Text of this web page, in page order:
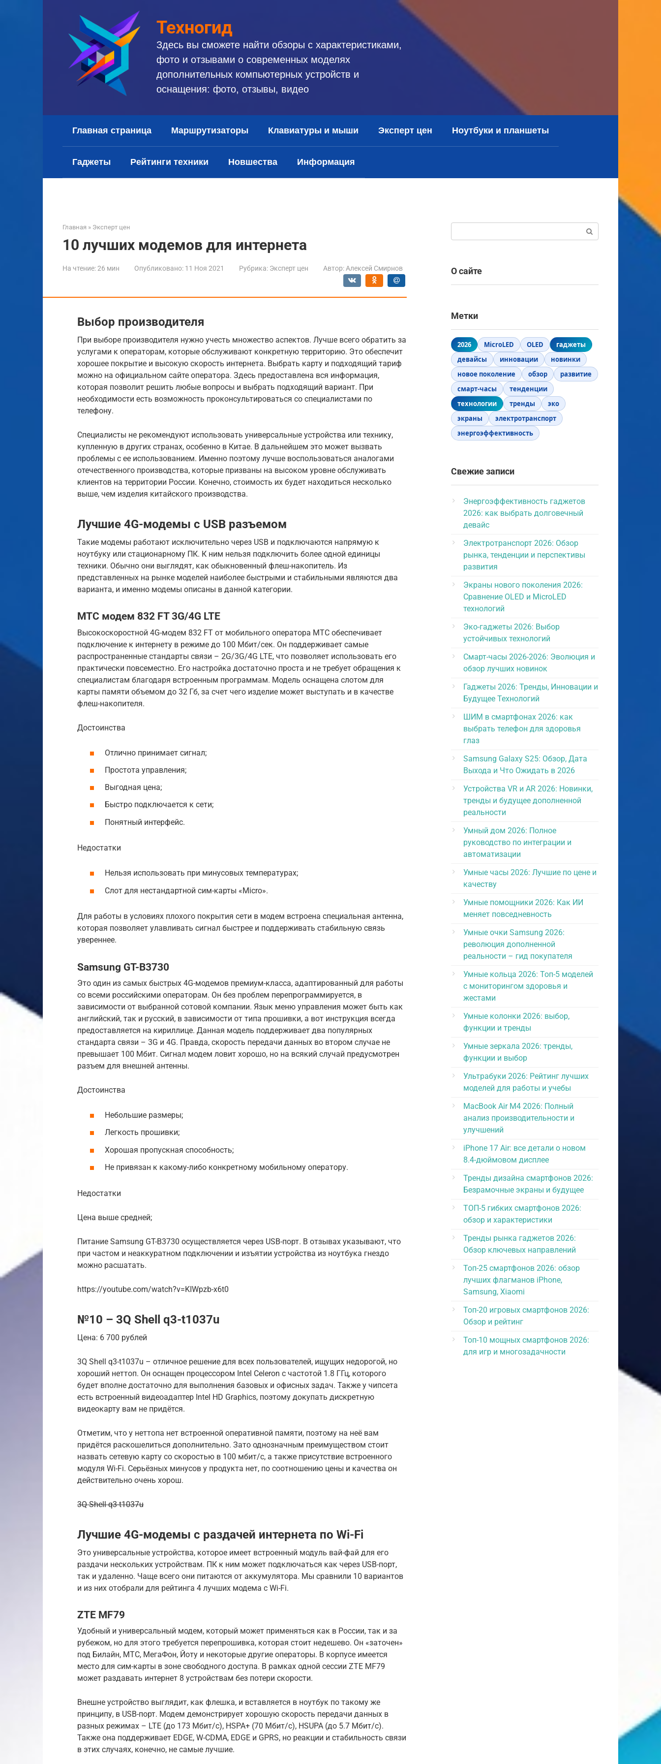
Техногид
Здесь вы сможете найти обзоры с характеристиками,
фото и отзывами о современных моделях
дополнительных компьютерных устройств и
оснащения: фото, отзывы, видео
Главная страница Маршрутизаторы Клавиатуры и мыши Эксперт цен Ноутбуки и планшеты
Гаджеты Рейтинги техники Новшества Информация
Главная » Эксперт цен
10 лучших модемов для интернета
На чтение:26 мин Опубликовано: 11 Ноя 2021 Рубрика: Эксперт цен Автор: Алексей Смирнов
Выбор производителя
При выборе производителя нужно учесть множество аспектов. Лучше всего обратить за
услугами к операторам, которые обслуживают конкретную территорию. Это обеспечит
хорошее покрытие и высокую скорость интернета. Выбрать карту и подходящий тариф
можно на официальном сайте оператора. Здесь предоставлена вся информация,
которая позволит решить любые вопросы и выбрать подходящий вариант. При
необходимости есть возможность проконсультироваться со специалистами по
телефону.
Специалисты не рекомендуют использовать универсальные устройства или технику,
купленную в других странах, особенно в Китае. В дальнейшем это может вызвать
проблемы с ее использованием. Именно поэтому лучше воспользоваться аналогами
отечественного производства, которые призваны на высоком уровне обслуживать
клиентов на территории России. Конечно, стоимость их будет находиться несколько
выше, чем изделия китайского производства.
Лучшие 4G-модемы с USB разъемом
Такие модемы работают исключительно через USB и подключаются напрямую к
ноутбуку или стационарному ПК. К ним нельзя подключить более одной единицы
техники. Обычно они выглядят, как обыкновенный флеш-накопитель. Из
представленных на рынке моделей наиболее быстрыми и стабильными являются два
варианта, и именно модемы описаны в данной категории.
МТС модем 832 FT 3G/4G LTE
Высокоскоростной 4G-модем 832 FT от мобильного оператора МТС обеспечивает
подключение к интернету в режиме до 100 Мбит/сек. Он поддерживает самые
распространенные стандарты связи – 2G/3G/4G LTE, что позволяет использовать его
практически повсеместно. Его настройка достаточно проста и не требует обращения к
специалистам благодаря встроенным программам. Модель оснащена слотом для
карты памяти объемом до 32 Гб, за счет чего изделие может выступать и в качестве
флеш-накопителя.
Достоинства
Отлично принимает сигнал;
Простота управления;
Выгодная цена;
Быстро подключается к сети;
Понятный интерфейс.
Недостатки
Нельзя использовать при минусовых температурах;
Слот для нестандартной сим-карты «Micro».
Для работы в условиях плохого покрытия сети в модем встроена специальная антенна,
которая позволяет улавливать сигнал быстрее и поддерживать стабильную связь
увереннее.
Samsung GT-B3730
Это один из самых быстрых 4G-модемов премиум-класса, адаптированный для работы
со всеми российскими операторам. Он без проблем перепрограммируется, в
зависимости от выбранной сотовой компании. Язык меню управления может быть как
английский, так и русский, в зависимости от типа прошивки, а вот инструкция всегда
предоставляется на кириллице. Данная модель поддерживает два популярных
стандарта связи – 3G и 4G. Правда, скорость передачи данных во втором случае не
превышает 100 Мбит. Сигнал модем ловит хорошо, но на всякий случай предусмотрен
разъем для внешней антенны.
Достоинства
Небольшие размеры;
Легкость прошивки;
Хорошая пропускная способность;
Не привязан к какому-либо конкретному мобильному оператору.
Недостатки
Цена выше средней;
Питание Samsung GT-B3730 осуществляется через USB-порт. В отзывах указывают, что
при частом и неаккуратном подключении и изъятии устройства из ноутбука гнездо
можно расшатать.
https://youtube.com/watch?v=KIWpzb-x6t0
№10 – 3Q Shell q3-t1037u
Цена: 6 700 рублей
3Q Shell q3-t1037u – отличное решение для всех пользователей, ищущих недорогой, но
хороший неттоп. Он оснащен процессором Intel Celeron с частотой 1.8 ГГц, которого
будет вполне достаточно для выполнения базовых и офисных задач. Также у чипсета
есть встроенный видеоадаптер Intel HD Graphics, поэтому докупать дискретную
видеокарту вам не придётся.
Отметим, что у неттопа нет встроенной оперативной памяти, поэтому на неё вам
придётся раскошелиться дополнительно. Зато однозначным преимуществом стоит
назвать сетевую карту со скоростью в 100 мбит/с, а также присутствие встроенного
модуля Wi-Fi. Серьёзных минусов у продукта нет, по соотношению цены и качества он
действительно очень хорош.
3Q Shell q3-t1037u
Лучшие 4G-модемы с раздачей интернета по Wi-Fi
Это универсальные устройства, которое имеет встроенный модуль вай-фай для его
раздачи нескольких устройствам. ПК к ним может подключаться как через USB-порт,
так и удаленно. Чаще всего они питаются от аккумулятора. Мы сравнили 10 вариантов
и из них отобрали для рейтинга 4 лучших модема с Wi-Fi.
ZTE MF79
Удобный и универсальный модем, который может применяться как в России, так и за
рубежом, но для этого требуется перепрошивка, которая стоит недешево. Он «заточен»
под Билайн, МТС, МегаФон, Йоту и некоторые другие операторы. В корпусе имеется
место для сим-карты в зоне свободного доступа. В рамках одной сессии ZTE MF79
может раздавать интернет 8 устройствам без потери скорости.
Внешне устройство выглядит, как флешка, и вставляется в ноутбук по такому же
принципу, в USB-порт. Модем демонстрирует хорошую скорость передачи данных в
разных режимах – LTE (до 173 Мбит/с), HSPA+ (70 Мбит/с), HSUPA (до 5.7 Мбит/с).
Также она поддерживает EDGE, W-CDMA, EDGE и GPRS, но реакции и стабильность связи
в этих случаях, конечно, не самые лучшие.
О сайте
Метки
2026 MicroLED OLED
гаджеты
девайсы
инновации
новинки
новое поколение
обзор
развитие
смарт-часы
тенденции
технологии
тренды
эко
экраны
электротранспорт
энергоэффективность
Свежие записи
Энергоэффективность гаджетов
2026: как выбрать долговечный
девайс
Электротранспорт 2026: Обзор
рынка, тенденции и перспективы
развития
Экраны нового поколения 2026:
Сравнение OLED и MicroLED
технологий
Эко-гаджеты 2026: Выбор
устойчивых технологий
Смарт-часы 2026-2026: Эволюция и
обзор лучших новинок
Гаджеты 2026: Тренды, Инновации и
Будущее Технологий
ШИМ в смартфонах 2026: как
выбрать телефон для здоровья
глаз
Samsung Galaxy S25: Обзор, Дата
Выхода и Что Ожидать в 2026
Устройства VR и AR 2026: Новинки,
тренды и будущее дополненной
реальности
Умный дом 2026: Полное
руководство по интеграции и
автоматизации
Умные часы 2026: Лучшие по цене и
качеству
Умные помощники 2026: Как ИИ
меняет повседневность
Умные очки Samsung 2026:
революция дополненной
реальности – гид покупателя
Умные кольца 2026: Топ-5 моделей
с мониторингом здоровья и
жестами
Умные колонки 2026: выбор,
функции и тренды
Умные зеркала 2026: тренды,
функции и выбор
Ультрабуки 2026: Рейтинг лучших
моделей для работы и учебы
MacBook Air M4 2026: Полный
анализ производительности и
улучшений
iPhone 17 Air: все детали о новом
8.4-дюймовом дисплее
Тренды дизайна смартфонов 2026:
Безрамочные экраны и будущее
ТОП-5 гибких смартфонов 2026:
обзор и характеристики
Тренды рынка гаджетов 2026:
Обзор ключевых направлений
Топ-25 смартфонов 2026: обзор
лучших флагманов iPhone,
Samsung, Xiaomi
Топ-20 игровых смартфонов 2026:
Обзор и рейтинг
Топ-10 мощных смартфонов 2026:
для игр и многозадачности